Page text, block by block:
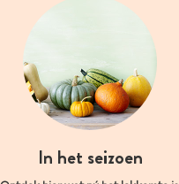
In het seizoen